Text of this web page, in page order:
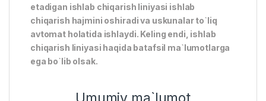
etadigan ishlab chiqarish liniyasi ishlab
chiqarish hajmini oshiradi va uskunalar to`liq
avtomat holatida ishlaydi. Keling endi, ishlab
chiqarish liniyasi haqida batafsil ma`lumotlarga
ega bo`lib olsak.